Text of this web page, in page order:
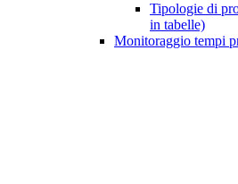
Tipologie di
in tabelle)
Monitoraggio tempi